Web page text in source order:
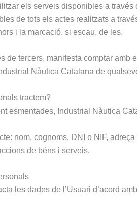
els serveis disponibles a
de tots els actes realitzats a
i la marcació, si escau, de les.
de tercers, manifesta comptar
Nàutica Catalana de
tractem?
esmentades, Industrial Nàutica
nom, cognoms, DNI o NIF,
de béns i serveis.
les dades de l’Usuari d’acord